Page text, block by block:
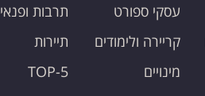
עסקי ספורט
קריירה ולימודים
מינויים
תרבות ופנאי
תיירות
TOP-5